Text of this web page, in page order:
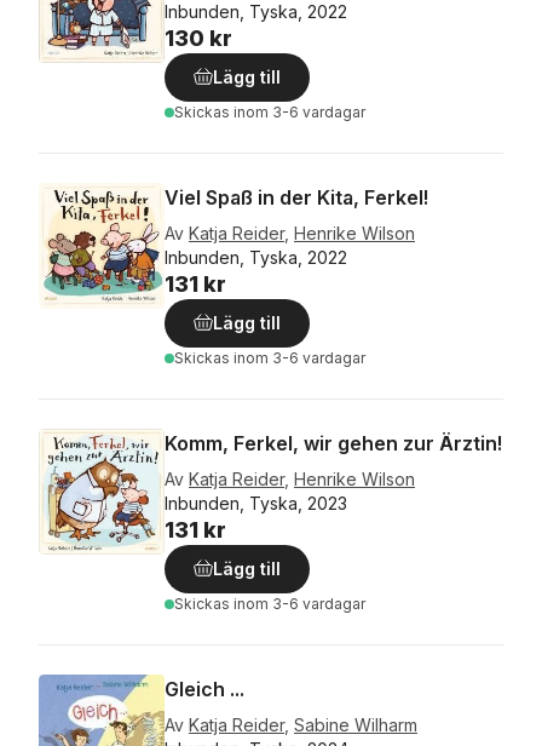
Inbunden, Tyska, 2022
130 kr
Lägg till
Skickas inom 3-6 vardagar
Viel Spaß in der Kita, Ferkel!
Av Katja Reider, Henrike Wilson
Inbunden, Tyska, 2022
131 kr
Lägg till
Skickas inom 3-6 vardagar
Komm, Ferkel, wir gehen zur Ärztin!
Av Katja Reider, Henrike Wilson
Inbunden, Tyska, 2023
131 kr
Lägg till
Skickas inom 3-6 vardagar
Gleich ...
Av Katja Reider, Sabine Wilharm